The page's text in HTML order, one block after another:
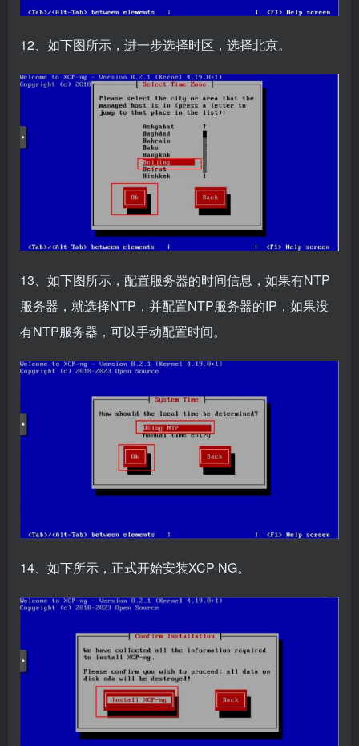
12、如下图所示，进一步选择时区，选择北京。
13、如下图所示，配置服务器的时间信息，如果有NTP
服务器，就选择NTP，并配置NTP服务器的IP，如果没
有NTP服务器，可以手动配置时间。
14、如下所示，正式开始安装XCP-NG。